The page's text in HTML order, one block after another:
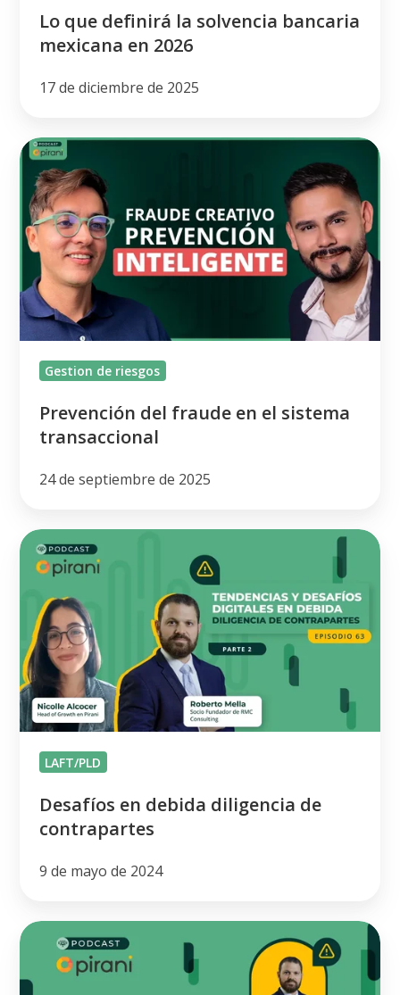
Lo que definirá la solvencia bancaria
mexicana en 2026
17 de diciembre de 2025
Prevención
del
fraude
en
el
sistema
transaccional
Gestion de riesgos
Prevención del fraude en el sistema
transaccional
24 de septiembre de 2025
Desafíos
en
debida
diligencia
de
contrapartes
LAFT/PLD
Desafíos en debida diligencia de
contrapartes
9 de mayo de 2024
Transformación
digital
en